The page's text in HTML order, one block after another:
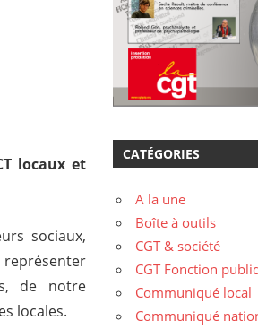
locaux et
sociaux,
représenter
de notre
locales.
CATÉGORIES
A la une
Boîte à outils
CGT & société
CGT Fonction
Communiqué local
Communiqué